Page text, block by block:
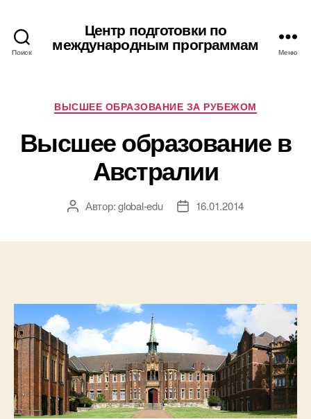
Поиск
Центр подготовки по
международным программам Меню
Рубрики
ВЫСШЕЕ ОБРАЗОВАНИЕ ЗА РУБЕЖОМ
Высшее образование в
Австралии
АвторАвтор:global-edu
Дата16.01.2014